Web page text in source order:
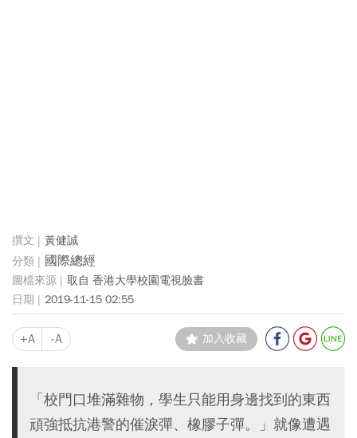
黃健誠
國際總經
取自 香港大學校園電視臉書
2019-11-15 02:55
+A -A 加入收藏
「校門口堆滿雜物，學生只能用身邊找到的東西
頑強抵抗港警的催淚彈、橡膠子彈。」就像遭遇